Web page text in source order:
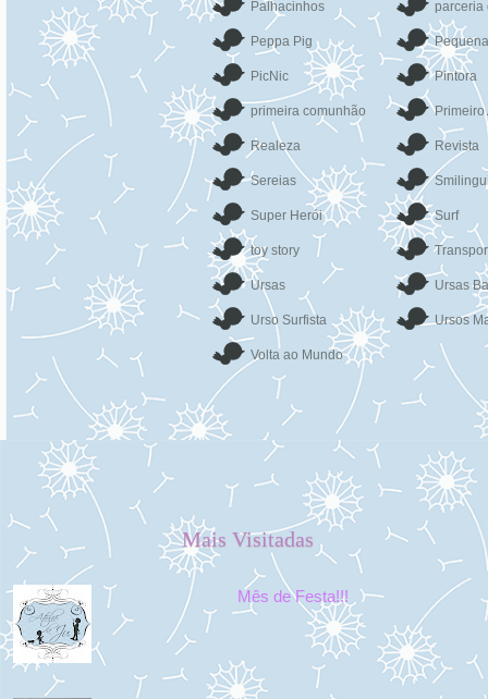
Palhacinhos parceria
Peppa Pig
PicNic Pintora
primeira comunhão Primeiro
Realeza Revista
Sereias
Super Herói Surf
toy story
Ursas Ursas
Urso Surfista Ursos
Volta ao Mundo
Mais Visitadas
Mês de Festa!!!